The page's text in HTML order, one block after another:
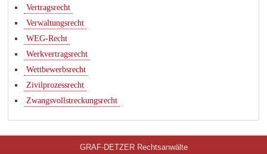
Vertragsrecht
Verwaltungsrecht
WEG-Recht
Werkvertragsrecht
Wettbewerbsrecht
Zivilprozessrecht
Zwangsvollstreckungsrecht
GRAF-DETZER Rechtsanwälte